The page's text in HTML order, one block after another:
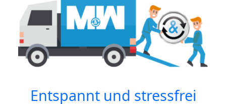
Entspannt und stressfrei